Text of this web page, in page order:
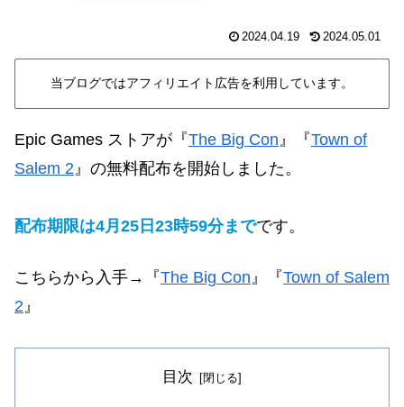
2024.04.19 2024.05.01
当ブログではアフィリエイト広告を利用しています。
Epic Games ストアが 『The Big Con 』『Town of
Salem 2 』 の無料配布を開始しました。
配布期限は4月 25日 23時59分までです。
こちらから入手→ 『The Big Con 』『Town of Salem
2 』
目次